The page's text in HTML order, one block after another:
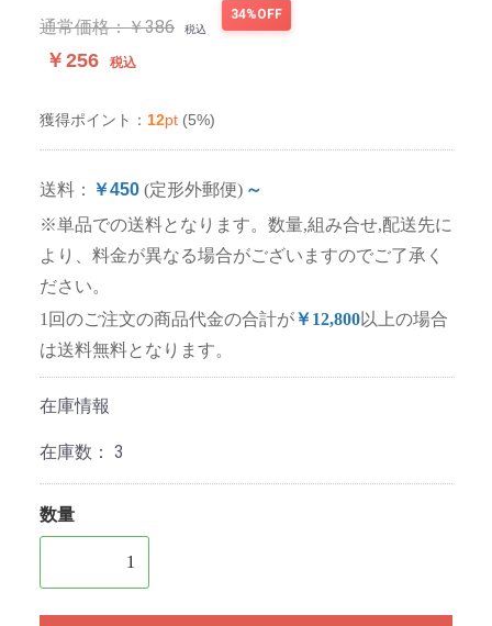
通常価格：￥386 税込
34%OFF
￥256 税込
獲得ポイント： 12pt (5%)
送料： ￥450 (定形外郵便) ～
※単品での送料となります。数量,組み合せ,配送先に
より、料金が異なる場合がございますのでご了承く
ださい。
1回のご注文の商品代金の合計が￥12,800以上の場合
は送料無料となります。
在庫情報
在庫数： 3
数量
1個以上の数量を入力してください